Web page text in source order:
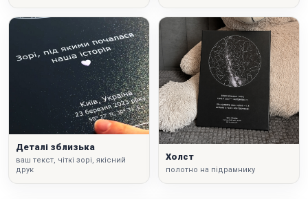
Деталі зблизька
ваш текст, чіткі зорі, якісний
друк
Холст
полотно на підрамнику